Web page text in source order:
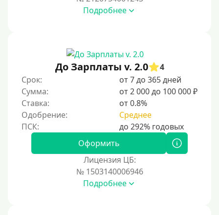
Без документов
По ИНН
По загранпаспорту
По военному билету
По водительскому удостоверению
Без СНИЛСа
Подробнее
До Зарплаты v. 2.0
4
Срок:
от 7 до 365 дней
Сумма:
от 2 000 до 100 000 ₽
Ставка:
от 0.8%
Одобрение:
Среднее
Оформить
Лицензия ЦБ:
№ 1503140006946
Подробнее